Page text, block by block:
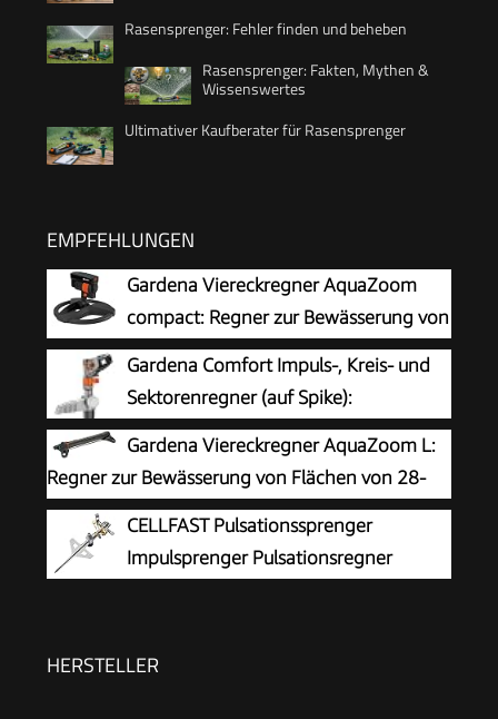
Rasensprenger: Fehler finden und beheben
Rasensprenger: Fakten, Mythen &
Wissenswertes
Ultimativer Kaufberater für Rasensprenger
EMPFEHLUNGEN
Gardena Viereckregner AquaZoom
compact: Regner zur Bewässerung von
Nutzflächen von 9-216 m², Reichweite 3-18 m,
Sprengweite 3-12 m, integrierter Innenfilter
(18708-20)
Gardena Comfort Impuls-, Kreis- und
Sektorenregner (auf Spike):
Großflächen-Regner zur Bewässerung
größerer Flächen von 75 bis 490 m²,
stufenlose Reichweiteneinstellung bis 12,5 m
(8141-20)
Gardena Viereckregner AquaZoom L:
Regner zur Bewässerung von Flächen von 28-
350 m², Reichweite 7-21 m, Sprengweite 4-17
m, integrierter Metallfilter (18714-88)
CELLFAST Pulsationssprenger
Impulsprenger Pulsationsregner
Pflanzen Stufenregulierung Lux Ideal
HERSTELLER